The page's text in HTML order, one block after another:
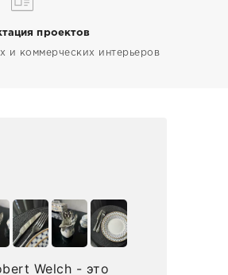
проектов
и коммерческих интерьеров
Welch - это